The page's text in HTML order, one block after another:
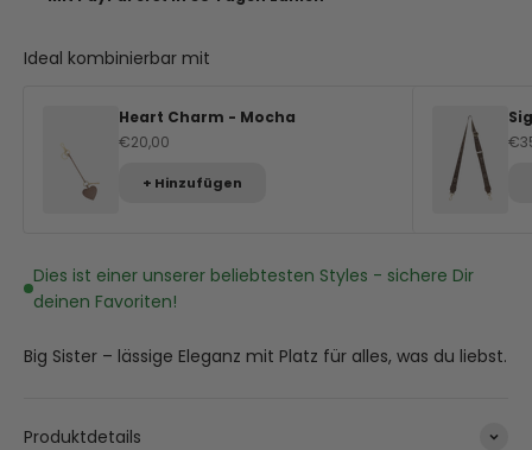
Ideal kombinierbar mit
Heart Charm - Mocha
Angebot
€20,00
+ Hinzufügen
Dies ist einer unserer beliebtesten Styles - sichere Dir
deinen Favoriten!
Big Sister – lässige Eleganz mit Platz für alles, was du liebst.
Produktdetails